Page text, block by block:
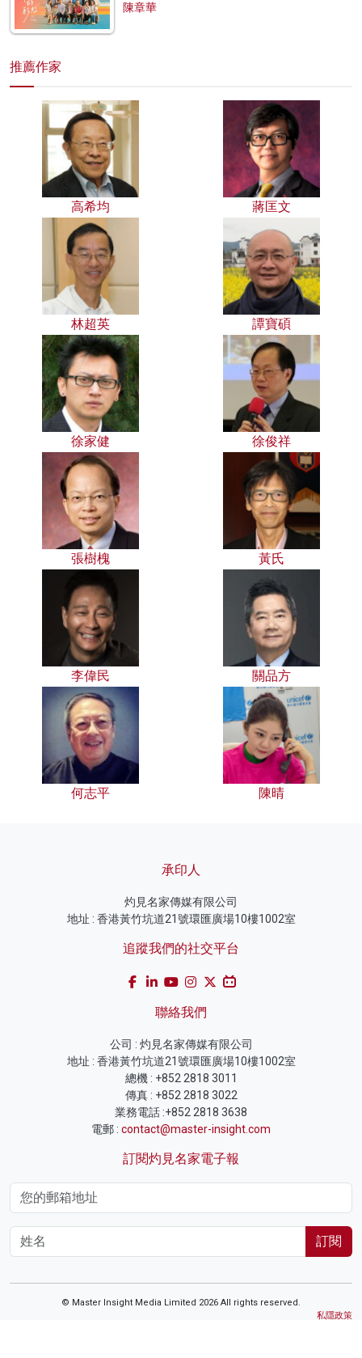
陳章華
推薦作家
高希均 蔣匡文
林超英 譚寶碩
徐家健 徐俊祥
張樹槐 黃氏
李偉民 關品方
何志平 陳晴
承印人
灼見名家傳媒有限公司
地址 : 香港黃竹坑道21號環匯廣場10樓1002室
追蹤我們的社交平台
聯絡我們
公司 : 灼見名家傳媒有限公司
地址 : 香港黃竹坑道21號環匯廣場10樓1002室
總機 : +852 2818 3011
傳真 : +852 2818 3022
業務電話 :+852 2818 3638
電郵 : contact@master-insight.com
訂閱灼見名家電子報
訂閱
© Master Insight Media Limited 2026 All rights reserved.
私隱政策